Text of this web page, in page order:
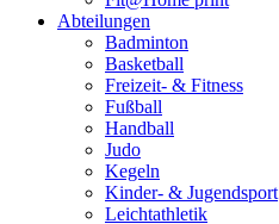
Abteilungen
Badminton
Basketball
Freizeit- & Fitness
Fußball
Handball
Judo
Kegeln
Kinder- & Jugendsport
Leichtathletik